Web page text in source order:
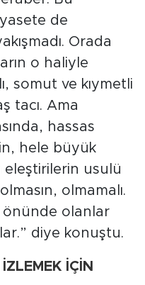
de
Orada
o haliyle
somut ve kıymetli
tacı. Ama
hassas
hele büyük
usulü
olmamalı.
önünde olanlar
diye konuştu.
İÇİN